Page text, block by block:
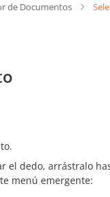
de Documentos
el dedo, arrástralo
menú emergente: